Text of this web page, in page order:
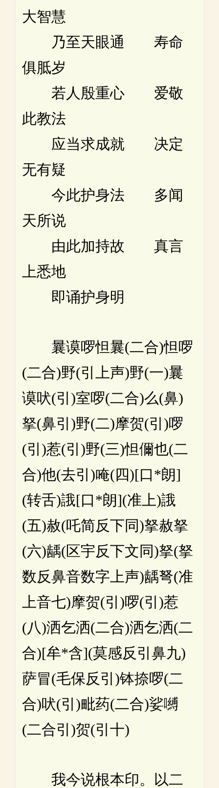
大智慧
乃至天眼通 寿命
俱胝岁
若人殷重心 爱敬
此教法
应当求成就 决定
无有疑
今此护身法 多闻
天所说
由此加持故 真言
上悉地
即诵护身明
曩谟啰怛曩(二合)怛啰
(二合)野(引上声)野(一)曩
谟吠(引)室啰(二合)么(鼻)
拏(鼻引)野(二)摩贺(引)啰
(引)惹(引)野(三)怛儞也(二
合)他(去引)唵(四)[口*朗]
(转舌)誐[口*朗](准上)誐
(五)赦(吒简反下同)拏赦拏
(六)龋(区宇反下文同)拏(拏
数反鼻音数字上声)龋弩(准
上音七)摩贺(引)啰(引)惹
(八)洒乞洒(二合)洒乞洒(二
合)[牟*含](莫感反引鼻九)
萨冒(毛保反引)钵捺啰(二
合)吠(引)毗药(二合)娑嚩
(二合引)贺(引十)
我今说根本印。以二